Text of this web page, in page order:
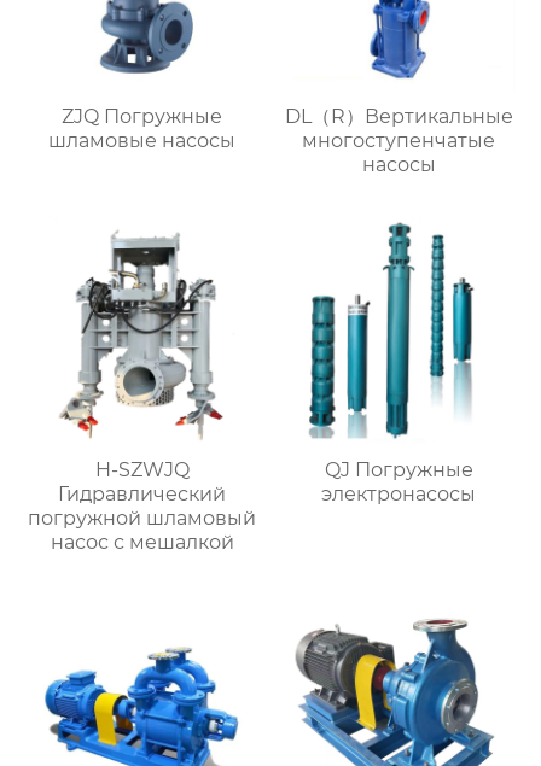
ZJQ Погружные
шламовые насосы
DL（R）Вертикальные
многоступенчатые
насосы
H-SZWJQ
Гидравлический
погружной шламовый
насос с мешалкой
QJ Погружные
электронасосы